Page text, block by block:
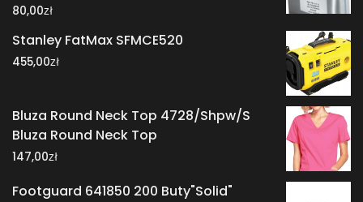
80,00zł
Stanley FatMax SFMCE520
455,00zł
Bluza Round Neck Top 4728/Shpw/S
Bluza Round Neck Top
147,00zł
Footguard 641850 200 Buty"Solid"